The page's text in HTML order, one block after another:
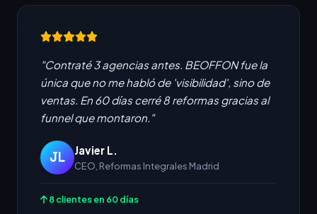
"Contraté 3 agencias antes. BEOFFON fue la
única que no me habló de 'visibilidad', sino de
ventas. En 60 días cerré 8 reformas gracias al
funnel que montaron."
JL Javier L.
CEO, Reformas Integrales Madrid
8 clientes en 60 días